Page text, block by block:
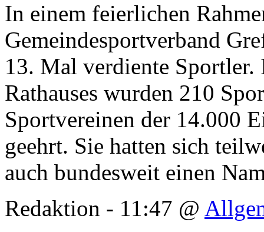
In einem feierlichen
Gemeindesportverband
13. Mal verdiente Sportler.
Rathauses wurden 210
Sportvereinen der 14.000
geehrt. Sie hatten sich
auch bundesweit einen
Redaktion - 11:47 @